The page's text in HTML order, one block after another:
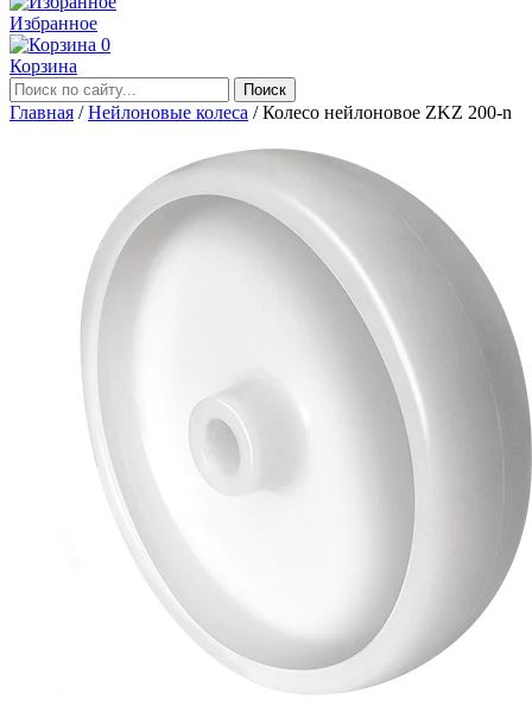
Избранное
0
Корзина
Главная /Нейлоновые колеса /Колесо нейлоновое ZKZ 200-n